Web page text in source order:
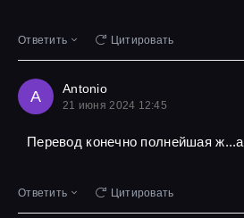
Ответить Цитировать
A Antonio
21 июня 2024 12:45
Перевод конечно полнейшая ж...а
Ответить Цитировать